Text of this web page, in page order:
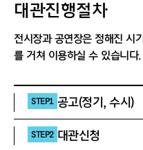
대관진행절차
전시장과 공연장은 정해진 시
를 거쳐 이용하실 수 있습니다.
STEP1 공고(정기, 수시)
STEP2 대관신청